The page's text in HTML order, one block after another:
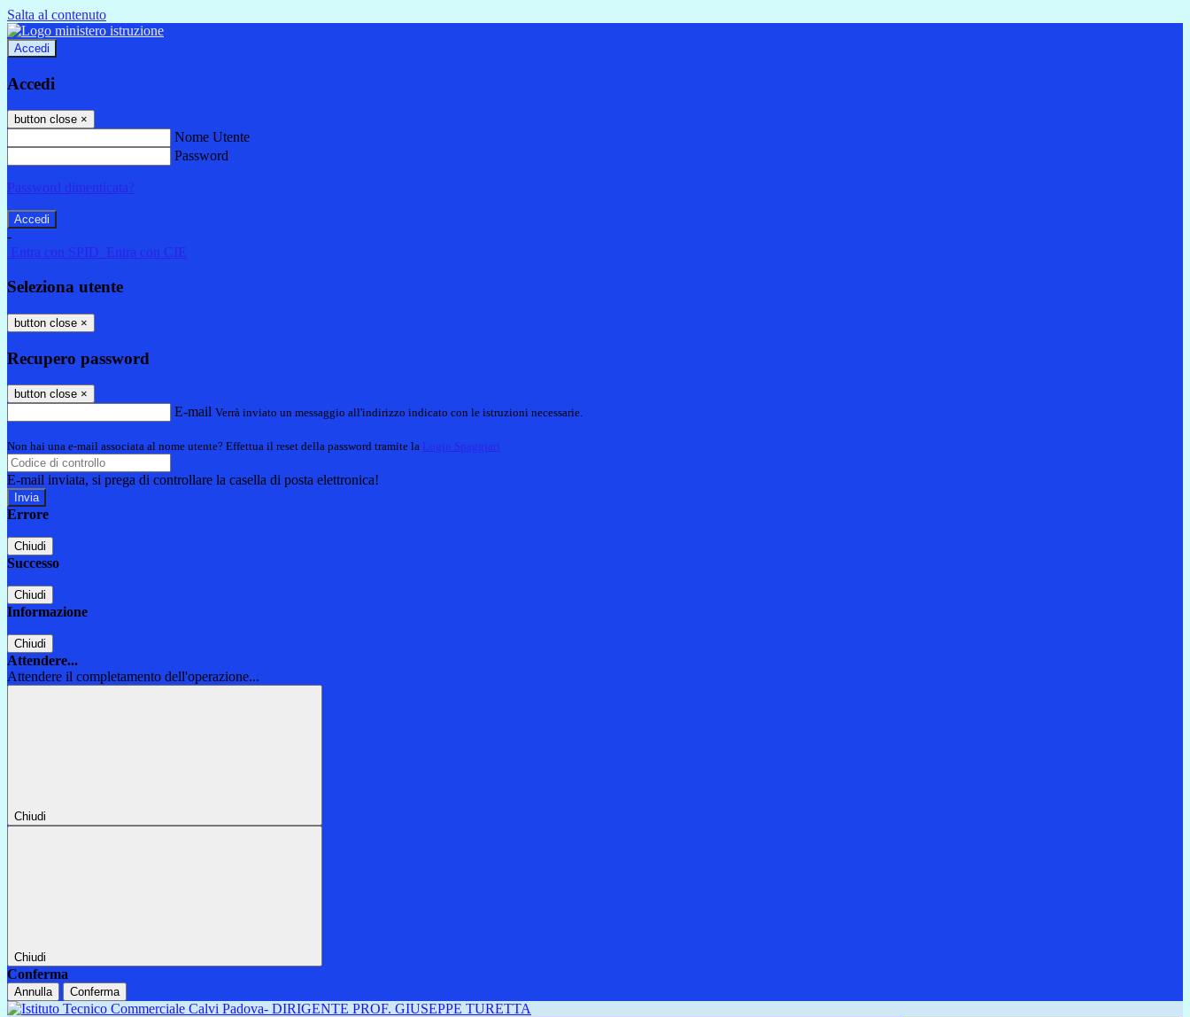
Salta al contenuto
Accedi
Accedi
button close ×
Nome Utente
Password
Password dimenticata?
-
Entra con SPID
Entra con CIE
Seleziona utente
button close ×
Recupero password
button close ×
E-mail Verrà inviato un messaggio all'indirizzo indicato con le istruzioni necessarie.
Non hai una e-mail associata al nome utente? Effettua il reset della password tramite la Login Spaggiari
E-mail inviata, si prega di controllare la casella di posta elettronica!
Errore
Chiudi
Successo
Chiudi
Informazione
Chiudi
Attendere...
Attendere il completamento dell'operazione...
Chiudi
Chiudi
Conferma
Annulla Conferma